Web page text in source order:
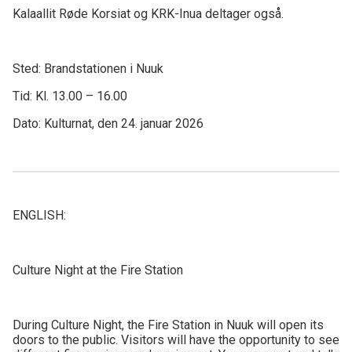
Kalaallit Røde Korsiat og KRK-Inua deltager også.
Sted: Brandstationen i Nuuk
Tid: Kl. 13.00 – 16.00
Dato: Kulturnat, den 24. januar 2026
ENGLISH:
Culture Night at the Fire Station
During Culture Night, the Fire Station in Nuuk will open its
doors to the public. Visitors will have the opportunity to see